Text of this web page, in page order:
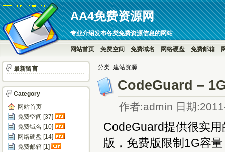
AA4免费资源网
专业介绍发布各类免费资源信息的网站
网站首页 免费空间 免费域名 网络硬盘 免费邮箱
分类: 建站资源
CodeGuard –
作者:admin 日期
CodeGuard提供很实
版，免费版限制1G容
最新留言
Category
网站首页
免费空间 [37]
免费域名 [10]
网络硬盘 [14]
免费邮箱 [1]